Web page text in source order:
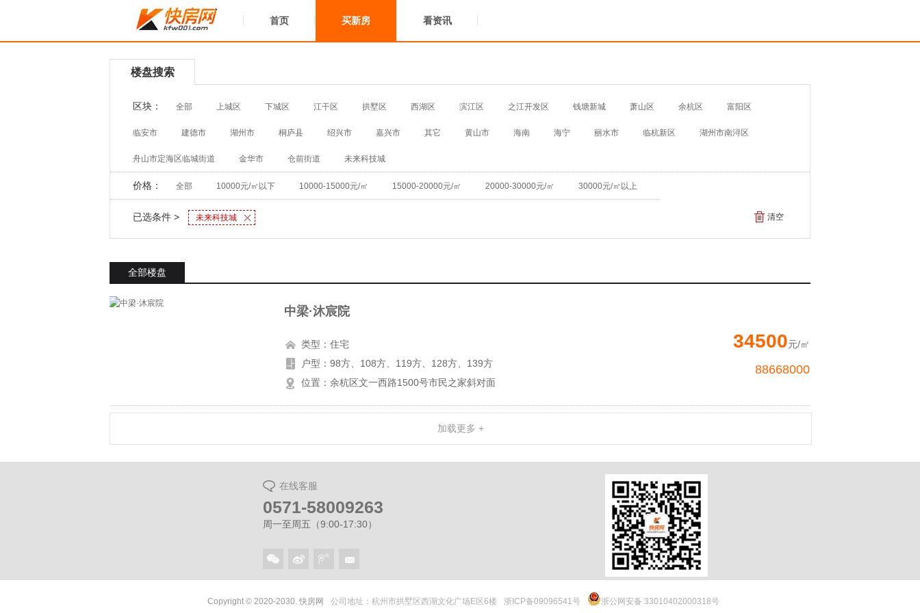
首页 买新房 看资讯
楼盘搜索
区块： 全部 上城区 下城区 江干区 拱墅区 西湖区 滨江区 之江开发区 钱塘新城 萧山区 余杭区 富阳区
临安市 建德市 湖州市 桐庐县 绍兴市 嘉兴市 其它 黄山市 海南 海宁 丽水市 临杭新区 湖州市南浔区
舟山市定海区临城街道 金华市 仓前街道 未来科技城
价格： 全部 10000元/㎡以下 10000-15000元/㎡ 15000-20000元/㎡ 20000-30000元/㎡ 30000元/㎡以上
已选条件 > 未来科技城 清空
全部楼盘
中梁·沐宸院
类型：住宅
户型：98方、108方、119方、128方、139方
位置：余杭区文一西路1500号市民之家斜对面
34500元/㎡
88668000
加载更多 +
在线客服
0571-58009263
周一至周五（9:00-17:30）
Copyright © 2020-2030. 快房网 公司地址：杭州市拱墅区西湖文化广场E区6楼 浙ICP备09096541号 浙公网安备 33010402000318号